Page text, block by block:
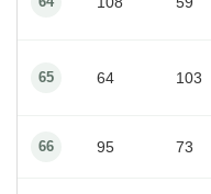
65 64 103
66 95 73